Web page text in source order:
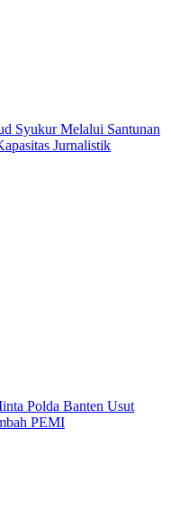
Syukur Melalui Santunan
Jurnalistik
Polda Banten Usut
PEMI